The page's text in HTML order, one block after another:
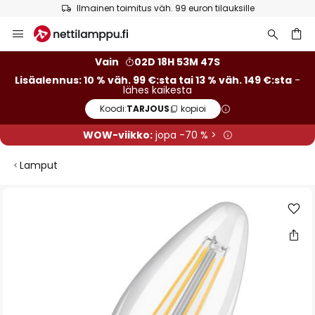
Ilmainen toimitus väh. 99 euron tilauksille
to
Vain
02D 18H 53M 46S
Lisäalennus: 10 % väh. 99 €:sta tai 13 % väh. 149 €:sta -
lähes kaikesta
Koodi:TARJOUS kopioi
WOW-viikko:jopa -70 % >
Lamput